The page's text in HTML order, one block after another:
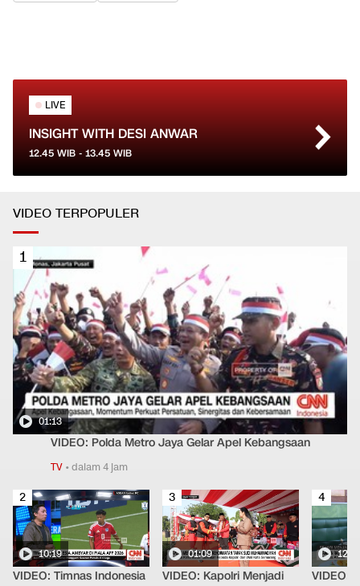
LIVE
INSIGHT WITH DESI ANWAR
12.45 WIB - 13.45 WIB
VIDEO TERPOPULER
1
01:13
VIDEO: Polda Metro Jaya Gelar Apel Kebangsaan
TV•dalam 4 jam
2
10:19
VIDEO: Timnas Indonesia
3
01:09
VIDEO: Kapolri Menjadi
4
VIDEO: